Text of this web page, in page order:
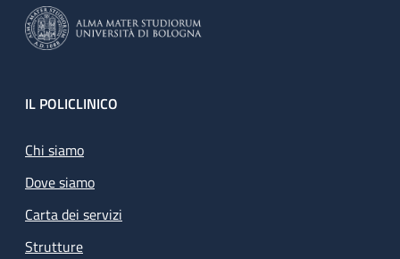
Footer
IL POLICLINICO
Chi siamo
Dove siamo
Carta dei servizi
Strutture